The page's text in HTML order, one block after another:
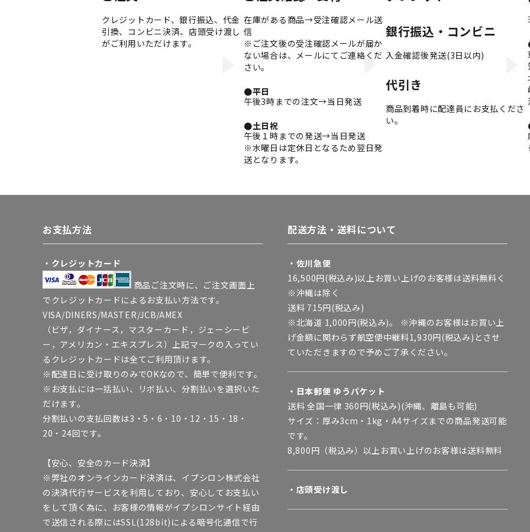
クレジットカード、銀行振込、代金
引換、コンビニ決済、店頭受け渡し
がご利用いただけます。
在庫がある商品→受注確認メール送
信
※ご注文後の受注確認メールが届か
ない場合は、メールにてご連絡くだ
さい。
●平日
午後3時までの注文→当日発送
●土日祝
午後１時までの発送→当日発送
※水曜日は定休日となるため翌日発
送となります。
銀行振込・コンビニ
入金確認後発送(3日以内)
代引き
商品到着時に配達員にお支払くださ
い。
お支払方法
・クレジットカード
商品ご注文時に、ご注文画面上
でクレジットカードによるお支払い方法です。
VISA/DINERS/MASTER/JCB/AMEX
（ビザ，ダイナース，マスターカード，ジェーシービ
ー，アメリカン・エキスプレス）上記マークの入ってい
るクレジットカードは全てご利用頂けます。
※配達日に受け取りのみでOKなので、簡単で便利です。
※お支払には一括払い、リボ払い、分割払いを選択いた
だけます。
分割払いの支払回数は3・5・6・10・12・15・18・
20・24回です。
【安心、安全のカード決済】
※弊社のオンラインカード決済は、イプシロン株式会社
の決済代行サービスを利用しており、安心してお支払い
をして頂く為に、お客様の情報がイプシロンサイト経由
で送信される際にはSSL(128bit)による暗号化通信で行
配送方法・送料について
・佐川急便
16,500円(税込み)以上お買い上げのお客様は送料無料く
※沖縄は除く
送料 715円(税込み)
※北海道 1,000円(税込み)。 ※沖縄のお客様はお買い上
げ金額に関わらず航空便中継料1,930円(税込み)とさせ
ていただきますので予めご了承ください。
・日本郵便 ゆうパケット
送料 全国一律 360円(税込み)(沖縄、離島も可能)
サイズ：厚み3cm・1kg・A4サイズまでの商品発送可能
です。
8,800円（税込み）以上お買い上げのお客様は送料無料
・店頭受け渡し